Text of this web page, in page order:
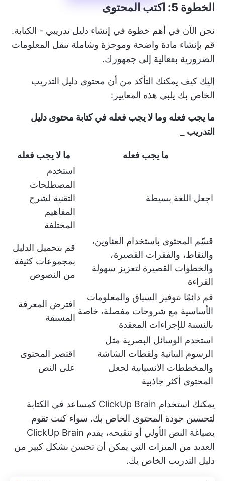
الخطوة 5: اكتب المحتوى
نحن الآن في أهم خطوة في إنشاء دليل تدريبي - الكتابة.
قم بإنشاء مادة واضحة وموجزة وشاملة تنقل المعلومات
الضرورية بفعالية إلى جمهورك.
إليك كيف يمكنك التأكد من أن محتوى دليل التدريب
الخاص بك يلبي هذه المعايير:
ما يجب فعله وما لا يجب فعله في كتابة محتوى دليل
التدريب _
ما يجب فعله ما لا يجب فعله
اجعل اللغة بسيطة
استخدم
المصطلحات
التقنية لشرح
المفاهيم
المختلفة
قسّم المحتوى باستخدام العناوين،
والنقاط، والفقرات القصيرة،
والخطوات القصيرة لتعزيز سهولة
القراءة
قم بتحميل الدليل
بمجموعات كثيفة
من النصوص
قم دائمًا بتوفير السياق والمعلومات
الأساسية مع شروحات مفصلة، خاصة
بالنسبة للإجراءات المعقدة
افترض المعرفة
المسبقة
استخدم الوسائل البصرية مثل
الرسوم البيانية ولقطات الشاشة
والمخططات الانسيابية لجعل
المحتوى أكثر جاذبية
اقتصر المحتوى
على النص
يمكنك استخدام ClickUp Brain كمساعد في الكتابة
لتحسين جودة المحتوى الخاص بك. سواء كنت تقوم
بصياغة النص الأولي أو تنقيحه، يقدم ClickUp Brain
العديد من الميزات التي يمكن أن تحسن بشكل كبير من
دليل التدريب الخاص بك.